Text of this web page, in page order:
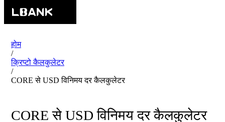
होम
/
क्रिप्टो कैलकुलेटर
/
CORE से USD विनिमय दर कैलकुलेटर
CORE से USD विनिमय दर कैलकुलेटर